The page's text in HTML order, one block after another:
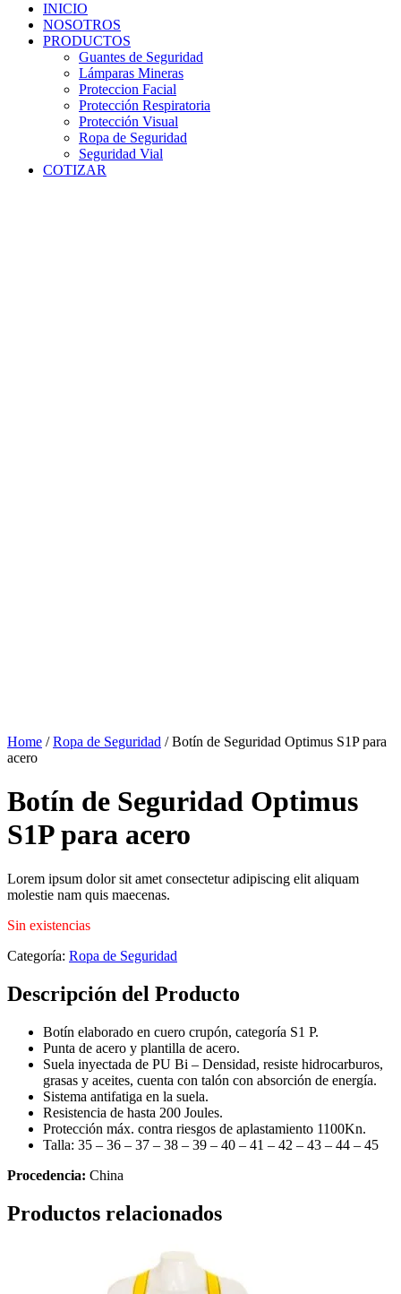
INICIO
NOSOTROS
PRODUCTOS
Guantes de Seguridad
Lámparas Mineras
Proteccion Facial
Protección Respiratoria
Protección Visual
Ropa de Seguridad
Seguridad Vial
COTIZAR
Home /Ropa de Seguridad / Botín de Seguridad Optimus S1P para
acero
Botín de Seguridad Optimus
S1P para acero
Lorem ipsum dolor sit amet consectetur adipiscing elit aliquam
molestie nam quis maecenas.
Sin existencias
Categoría: Ropa de Seguridad
Descripción del Producto
Botín elaborado en cuero crupón, categoría S1 P.
Punta de acero y plantilla de acero.
Suela inyectada de PU Bi – Densidad, resiste hidrocarburos,
grasas y aceites, cuenta con talón con absorción de energía.
Sistema antifatiga en la suela.
Resistencia de hasta 200 Joules.
Protección máx. contra riesgos de aplastamiento 1100Kn.
Talla: 35 – 36 – 37 – 38 – 39 – 40 – 41 – 42 – 43 – 44 – 45
Procedencia: China
Productos relacionados